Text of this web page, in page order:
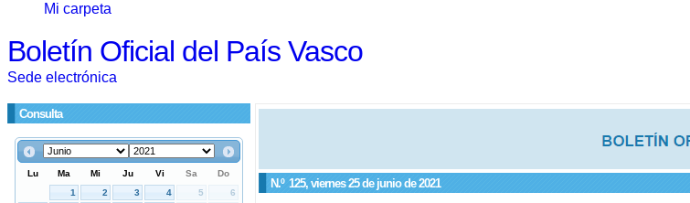
Mi carpeta
Boletín Oficial del País Vasco
Sede electrónica
Consulta
N.º 125, viernes 25 de junio de 2021